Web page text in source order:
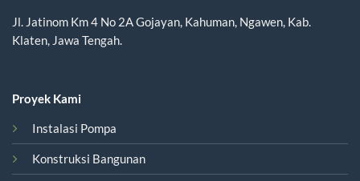
Jl. Jatinom Km 4 No 2A Gojayan, Kahuman, Ngawen, Kab.
Klaten, Jawa Tengah.
Proyek Kami
Instalasi Pompa
Konstruksi Bangunan